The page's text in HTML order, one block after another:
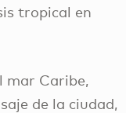
tropical en
mar Caribe,
de la ciudad,